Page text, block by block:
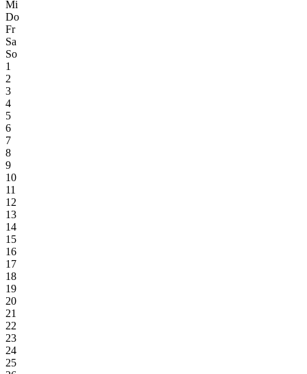
Mi
Do
Fr
Sa
So
1
2
3
4
5
6
7
8
9
10
11
12
13
14
15
16
17
18
19
20
21
22
23
24
25